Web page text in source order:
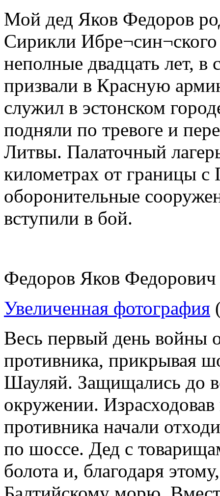
Мой дед Яков Федоров
Сирикли
неполные двадцать лет, в
призвали в Красную
служил в эстонском
подняли по тревоге и
Литвы. Палаточный
километрах от границы с
оборонительные
вступили в бой.
Федоров Яков Федорович
Увеличенная фотография
Весь первый день войны
противника, прикрывая
Шауляй. Защищались до
окружении.
противника начали
по шоссе. Дед с
болота и, благодаря